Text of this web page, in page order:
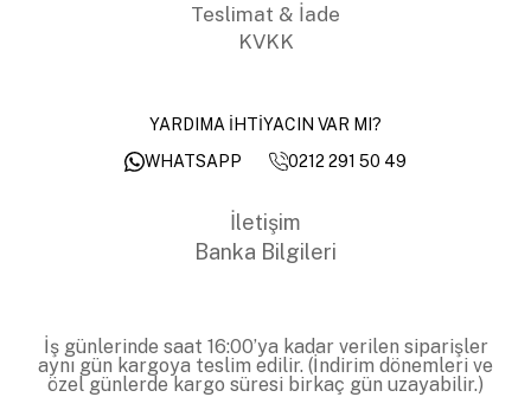
Teslimat & İade
KVKK
YARDIMA İHTİYACIN VAR MI?
WHATSAPP
0212 291 50 49
İletişim
Banka Bilgileri
İş günlerinde saat 16:00’ya kadar verilen siparişler
aynı gün kargoya teslim edilir. (İndirim dönemleri ve
özel günlerde kargo süresi birkaç gün uzayabilir.)